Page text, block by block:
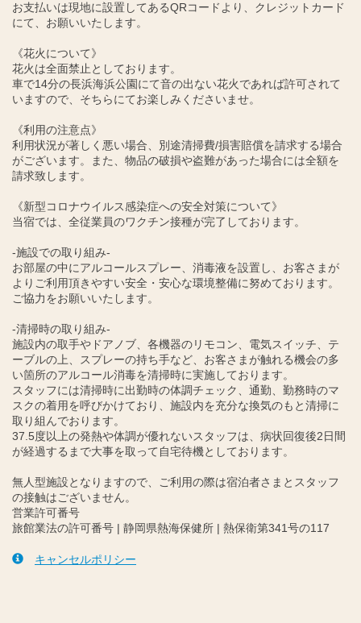
お支払いは現地に設置してあるQRコードより、クレジットカード
にて、お願いいたします。
《花火について》
花火は全面禁止としております。
車で14分の長浜海浜公園にて音の出ない花火であれば許可されて
いますので、そちらにてお楽しみくださいませ。
《利用の注意点》
利用状況が著しく悪い場合、別途清掃費/損害賠償を請求する場合
がございます。また、物品の破損や盗難があった場合には全額を
請求致します。
《新型コロナウイルス感染症への安全対策について》
当宿では、全従業員のワクチン接種が完了しております。
-施設での取り組み-
お部屋の中にアルコールスプレー、消毒液を設置し、お客さまが
よりご利用頂きやすい安全・安心な環境整備に努めております。
ご協力をお願いいたします。
-清掃時の取り組み-
施設内の取手やドアノブ、各機器のリモコン、電気スイッチ、テ
ーブルの上、スプレーの持ち手など、お客さまが触れる機会の多
い箇所のアルコール消毒を清掃時に実施しております。
スタッフには清掃時に出勤時の体調チェック、通勤、勤務時のマ
スクの着用を呼びかけており、施設内を充分な換気のもと清掃に
取り組んでおります。
37.5度以上の発熱や体調が優れないスタッフは、病状回復後2日間
が経過するまで大事を取って自宅待機としております。
無人型施設となりますので、ご利用の際は宿泊者さまとスタッフ
の接触はございません。
営業許可番号
旅館業法の許可番号 | 静岡県熱海保健所 | 熱保衛第341号の117
キャンセルポリシー